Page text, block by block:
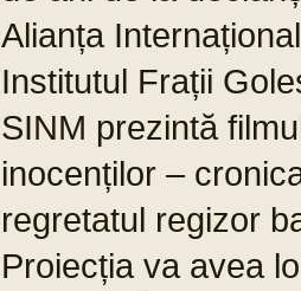
Alianța
Institutul Frații
SINM prezintă
inocenților –
regretatul regizor
Proiecția va avea